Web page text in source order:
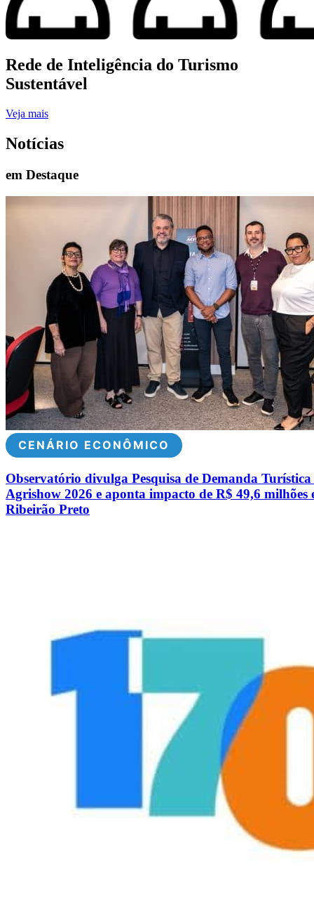
Rede de Inteligência do Turismo
Sustentável
Veja mais
Notícias
em Destaque
CENÁRIO ECONÔMICO
Observatório divulga Pesquisa de Demanda
Agrishow 2026 e aponta impacto de R$ 49,6 milhões
Ribeirão Preto